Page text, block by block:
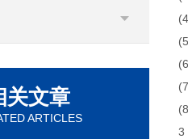
关文章
ARTICLES
3